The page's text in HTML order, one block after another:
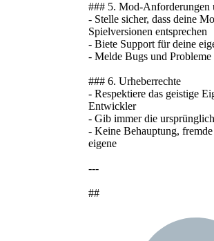
### 5. Mod-Anforderungen
- Stelle sicher, dass deine
Spielversionen entsprechen
- Biete Support für deine
- Melde Bugs und
### 6. Urheberrechte
- Respektiere das geistige
Entwickler
- Gib immer die
- Keine Behauptung,
eigene
---
##